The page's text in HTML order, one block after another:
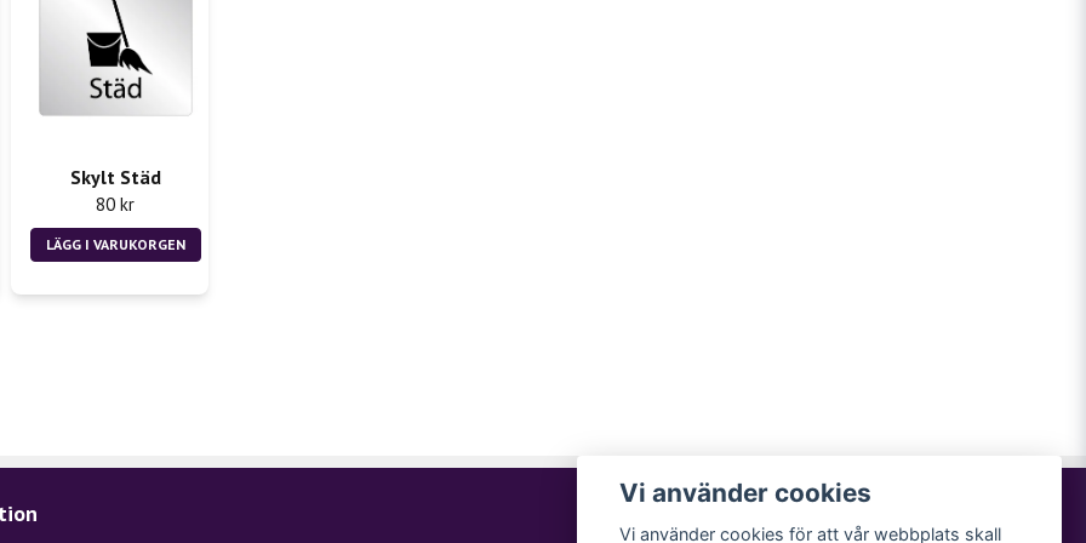
Skylt Städ
80 kr
LÄGG I VARUKORGEN
Vi använder cookies
Vi använder cookies för att vår webbplats skall